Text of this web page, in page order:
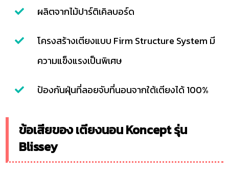
ผลิตจากไม้ปาร์ติเคิลบอร์ด
โครงสร้างเตียงแบบ Firm Structure System มี
ความแข็งแรงเป็นพิเศษ
ป้องกันฝุ่นที่ลอยจับที่นอนจากใต้เตียงได้ 100%
ข้อเสียของ เตียงนอน Koncept รุ่น
Blissey